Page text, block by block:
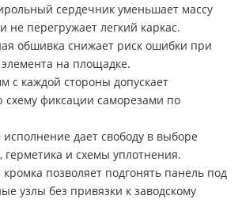
сердечник уменьшает массу
не перегружает легкий каркас.
обшивка снижает риск ошибки при
на площадке.
с каждой стороны допускает
схему фиксации саморезами по
исполнение дает свободу в выборе
и схемы уплотнения.
кромка позволяет подгонять панель под
узлы без привязки к заводскому